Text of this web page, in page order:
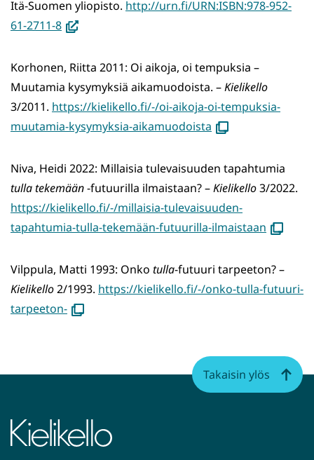
Itä-Suomen yliopisto. http://urn.fi/URN:ISBN:978-952-
61-2711-8(avautuu
ikkunaan,
siirryt
toiseen
palveluun)
Korhonen, Riitta 2011: Oi aikoja, oi tempuksia –
Muutamia kysymyksiä aikamuodoista. –Kielikello
3/2011. https://kielikello.fi/-/oi-aikoja-oi-tempuksia-
muutamia-kysymyksia-aikamuodoista (avautuu
ikkunaan)
Niva, Heidi 2022: Millaisia tulevaisuuden tapahtumia
tulla tekemään-futuurilla ilmaistaan? –Kielikell​​​​​​​o3/2022.
https://kielikello.fi/-/millaisia-tulevaisuuden-
tapahtumia-tulla-tekemään-futuurilla-ilmaistaan (avautuu
Vilppula, Matti 1993: Onko tulla-futuuri tarpeeton? –
Kielikello2/1993. https://kielikello.fi/-/onko-tulla-futuuri-
tarpeeton-(avautuu
Takaisin ylös